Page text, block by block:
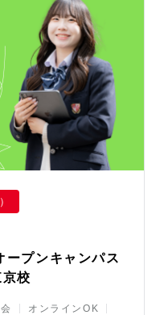
ープンキャンパス
校
オンラインOK